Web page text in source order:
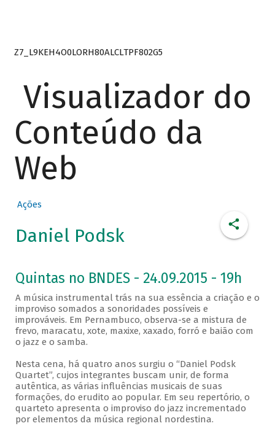
Z7_L9KEH4O0LORH80ALCLTPF802G5
Visualizador do
Conteúdo da
Web
Ações
Daniel Podsk
Quintas no BNDES - 24.09.2015 - 19h
A música instrumental trás na sua essência a criação e o
improviso somados a sonoridades possíveis e
improváveis. Em Pernambuco, observa-se a mistura de
frevo, maracatu, xote, maxixe, xaxado, forró e baião com
o jazz e o samba.
Nesta cena, há quatro anos surgiu o “Daniel Podsk
Quartet”, cujos integrantes buscam unir, de forma
autêntica, as várias influências musicais de suas
formações, do erudito ao popular. Em seu repertório, o
quarteto apresenta o improviso do jazz incrementado
por elementos da música regional nordestina.